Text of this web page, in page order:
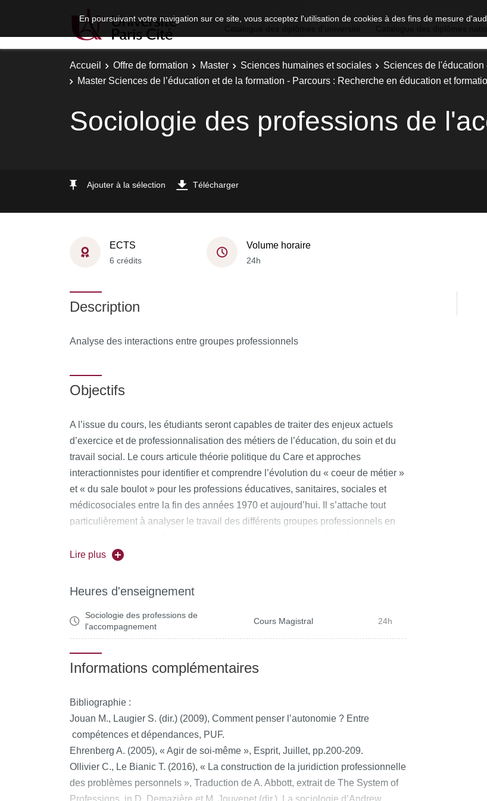
En poursuivant votre navigation sur ce site, vous acceptez l'utilisation de cookies à des fins de mesure
Accueil Offre de formation Master Sciences humaines et sociales
Sciences de l'éducation
Master Sciences de l’éducation et de la formation - Parcours : Recherche en éducation et
Sociologie des professions de
Ajouter à la sélection Télécharger
ECTS
6 crédits
Volume horaire
24h
Description
Analyse des interactions entre groupes professionnels
Objectifs
A l’issue du cours, les étudiants seront capables de traiter des enjeux actuels
d’exercice et de professionnalisation des métiers de l’éducation, du soin et du
travail social. Le cours articule théorie politique du Care et approches
interactionnistes pour identifier et comprendre l’évolution du « coeur de métier »
et « du sale boulot » pour les professions éducatives, sanitaires, sociales et
médicosociales entre la fin des années 1970 et aujourd’hui. Il s’attache tout
particulièrement à analyser le travail des différents groupes professionnels en
questions d’injonctions et de revendications à l’autonomie feront l’objet d’une
délégation à l’oeuvre entre les différents groupes professionnels et entre ces
Lire plus
Heures d'enseignement
Sociologie des professions de
l'accompagnement
Cours Magistral 24h
Informations complémentaires
Bibliographie :
Jouan M., Laugier S. (dir.) (2009), Comment penser l’autonomie ? Entre
compétences et dépendances, PUF.
Ehrenberg A. (2005), « Agir de soi-même », Esprit, Juillet, pp.200-209.
Ollivier C., Le Bianic T. (2016), « La construction de la juridiction professionnelle
des problèmes personnels », Traduction de A. Abbott, extrait de The System of
Professions, in D. Demazière et M. Jouvenet (dir.), La sociologie d’Andrew